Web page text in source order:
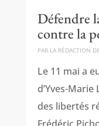
Défendre
contre la
PAR LA RÉDACTION
Le 11 mai a
d’Yves-
des libertés